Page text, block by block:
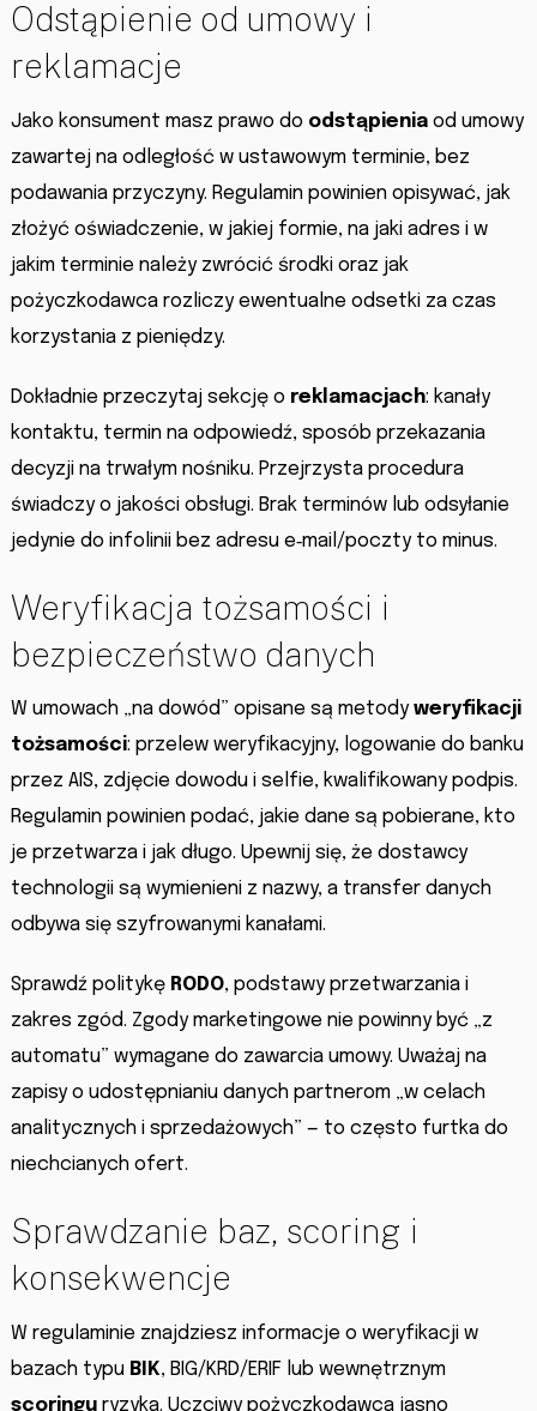
Odstąpienie od umowy i
reklamacje
Jako konsument masz prawo do odstąpieniaod umowy
zawartej na odległość w ustawowym terminie, bez
podawania przyczyny. Regulamin powinien opisywać, jak
złożyć oświadczenie, w jakiej formie, na jaki adres i w
jakim terminie należy zwrócić środki oraz jak
pożyczkodawca rozliczy ewentualne odsetki za czas
korzystania z pieniędzy.
Dokładnie przeczytaj sekcję o reklamacjach: kanały
kontaktu, termin na odpowiedź, sposób przekazania
decyzji na trwałym nośniku. Przejrzysta procedura
świadczy o jakości obsługi. Brak terminów lub odsyłanie
jedynie do infolinii bez adresu e‑mail/poczty to minus.
Weryfikacja tożsamości i
bezpieczeństwo danych
W umowach „na dowód” opisane są metodyweryfikacji
tożsamości: przelew weryfikacyjny, logowanie do banku
przez AIS, zdjęcie dowodu i selfie, kwalifikowany podpis.
Regulamin powinien podać, jakie dane są pobierane, kto
je przetwarza i jak długo. Upewnij się, że dostawcy
technologii są wymienieni z nazwy, a transfer danych
odbywa się szyfrowanymi kanałami.
Sprawdź politykę RODO, podstawy przetwarzania i
zakres zgód. Zgody marketingowe nie powinny być „z
automatu” wymagane do zawarcia umowy. Uważaj na
zapisy o udostępnianiu danych partnerom „w celach
analitycznych i sprzedażowych” — to często furtka do
niechcianych ofert.
Sprawdzanie baz, scoring i
konsekwencje
W regulaminie znajdziesz informacje o weryfikacji w
bazach typu BIK, BIG/KRD/ERIF lub wewnętrznym
scoringuryzyka. Uczciwy pożyczkodawca jasno